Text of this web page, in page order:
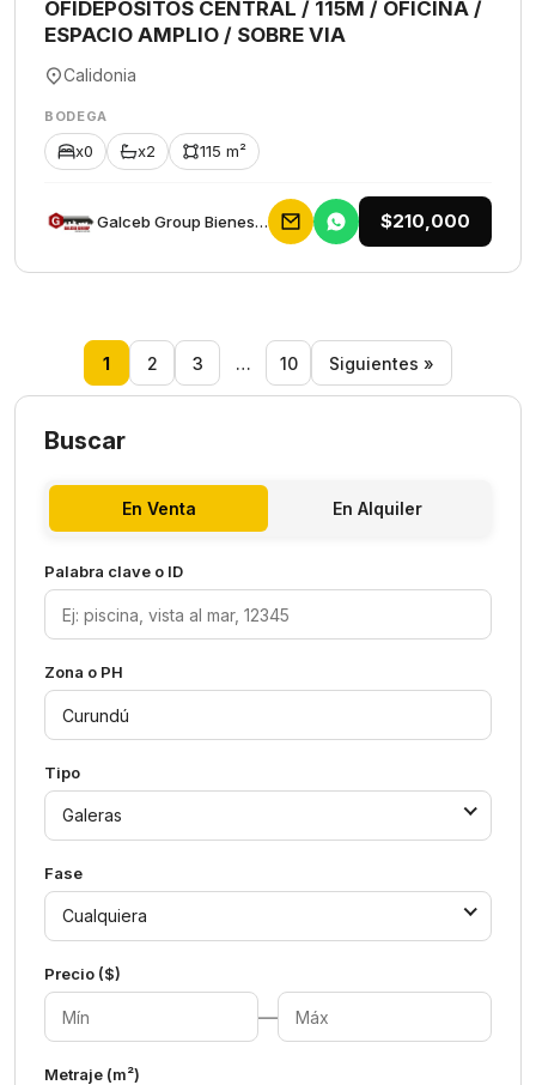
OFIDEPOSITOS CENTRAL / 115M / OFICINA /
ESPACIO AMPLIO / SOBRE VIA
Calidonia
BODEGA
x0 x2 115 m²
Galceb Group Bienes Raices $210,000
1 2 3 … 10 Siguientes »
Buscar
En Venta En Alquiler
Palabra clave o ID
Zona o PH
Tipo
Galeras
Fase
Cualquiera
Precio ($)
—
Metraje (m²)